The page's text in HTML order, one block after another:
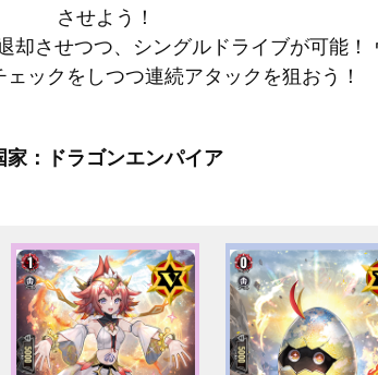
させよう！
却させつつ、シングルドライブが可能
ェックをしつつ連続アタックを狙おう！
家：ドラゴンエンパイア